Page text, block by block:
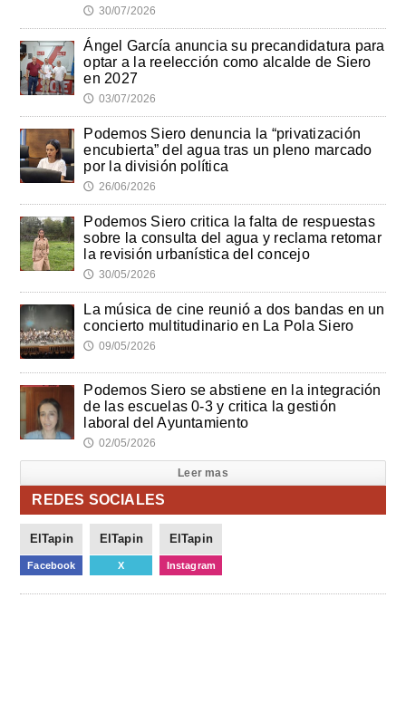
🕔 30/07/2026
Ángel García anuncia su precandidatura para
optar a la reelección como alcalde de Siero
en 2027
🕔 03/07/2026
Podemos Siero denuncia la “privatización
encubierta” del agua tras un pleno marcado
por la división política
🕔 26/06/2026
Podemos Siero critica la falta de respuestas
sobre la consulta del agua y reclama retomar
la revisión urbanística del concejo
🕔 30/05/2026
La música de cine reunió a dos bandas en un
concierto multitudinario en La Pola Siero
🕔 09/05/2026
Podemos Siero se abstiene en la integración
de las escuelas 0-3 y critica la gestión
laboral del Ayuntamiento
🕔 02/05/2026
Leer mas
REDES SOCIALES
ElTapin
Facebook
ElTapin
X
ElTapin
Instagram